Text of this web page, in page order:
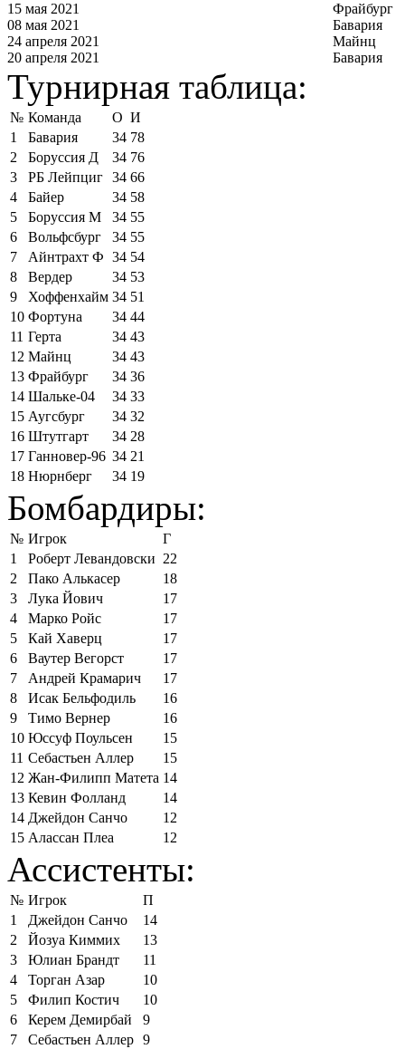
15 мая 2021
Фрайбург
08 мая 2021
Бавария
24 апреля 2021
Майнц
20 апреля 2021
Бавария
Турнирная таблица:
№ Команда О И
1
Бавария 34 78
2
Боруссия Д 34 76
3
РБ Лейпциг 34 66
4
Байер 34 58
5
Боруссия М 34 55
6
Вольфсбург 34 55
7
Айнтрахт Ф 34 54
8
Вердер 34 53
9
Хоффенхайм 34 51
10 Фортуна 34 44
11 Герта 34 43
12 Майнц 34 43
13 Фрайбург 34 36
14 Шальке-04 34 33
15 Аугсбург 34 32
16 Штутгарт 34 28
17 Ганновер-96 34 21
18 Нюрнберг 34 19
Бомбардиры:
№ Игрок
Г
1
Роберт Левандовски 22
2
Пако Алькасер
18
3
Лука Йович
17
4
Марко Ройс
17
5
Кай Хаверц
17
6
Ваутер Вегорст
17
7
Андрей Крамарич
17
8
Исак Бельфодиль
16
9
Тимо Вернер
16
10 Юссуф Поульсен
15
11 Себастьен Аллер
15
12 Жан-Филипп Матета 14
13 Кевин Фолланд
14
14 Джейдон Санчо
12
15 Алассан Плеа 12
Ассистенты:
№ Игрок
П
1
Джейдон Санчо
14
2
Йозуа Киммих
13
3
Юлиан Брандт
11
4
Торган Азар
10
5
Филип Костич
10
6
Керем Демирбай
9
7
Себастьен Аллер 9